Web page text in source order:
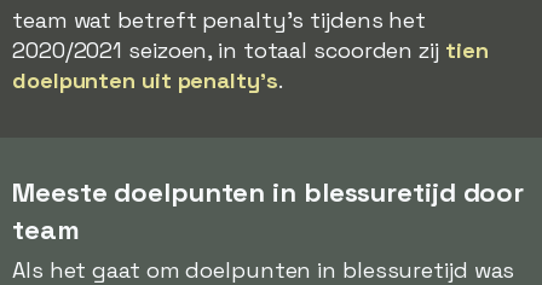
team wat betreft penalty's tijdens het
2020/2021 seizoen, in totaal scoorden zij tien
doelpunten uit penalty's.
Meeste doelpunten in blessuretijd door
team
Als het gaat om doelpunten in blessuretijd was